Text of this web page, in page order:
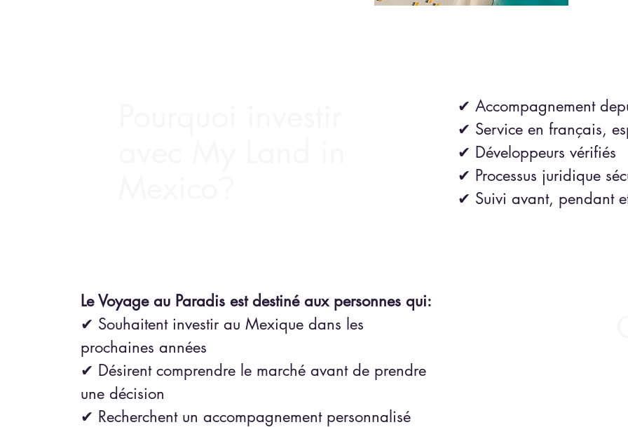
✔ Accompagnement
✔ Service en français,
✔ Développeurs vérifiés
✔ Processus juridique
✔ Suivi avant, pendant
Le Voyage au Paradis est destiné aux personnes qui:
✔ Souhaitent investir au Mexique dans les
prochaines années
✔ Désirent comprendre le marché avant de prendre
une décision
✔ Recherchent un accompagnement personnalisé